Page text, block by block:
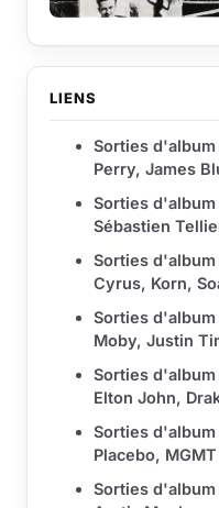
LIENS
Sorties d'album
Perry, James
Sorties d'album
Sébastien
Sorties
Cyrus, Korn,
Sorties
Moby, Justin
Sorties
Elton John,
Sorties d'album
Placebo,
Sorties